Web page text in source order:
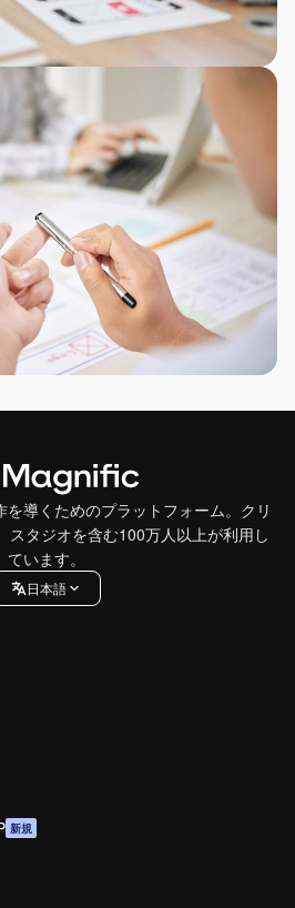
導くためのプラットフォーム。クリ
スタジオを含む100万人以上が利用し
ています。
日本語
新規